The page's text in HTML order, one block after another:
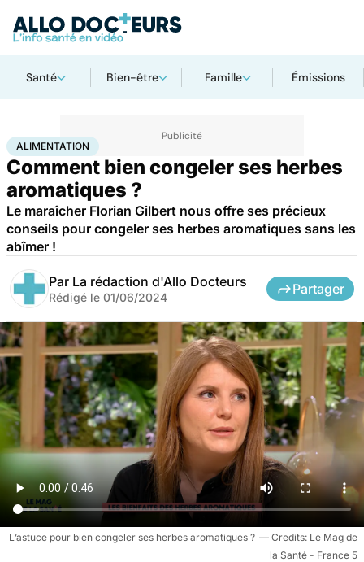
Santé Bien-être Famille Émissions
AccueilBien-être Nutrition Alimentation
ALIMENTATION
Comment bien congeler ses herbes
aromatiques ?
Le maraîcher Florian Gilbert nous offre ses précieux
conseils pour congeler ses herbes aromatiques sans les
abîmer !
Par La rédaction d'Allo Docteurs
Rédigé le 01/06/2024
Partager
L’astuce pour bien congeler ses herbes aromatiques ?
Le Mag de
la Santé - France 5